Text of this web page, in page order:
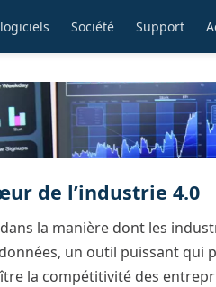
Société Support
de l’industrie 4.0
la manière dont les
un outil puissant
la compétitivité des